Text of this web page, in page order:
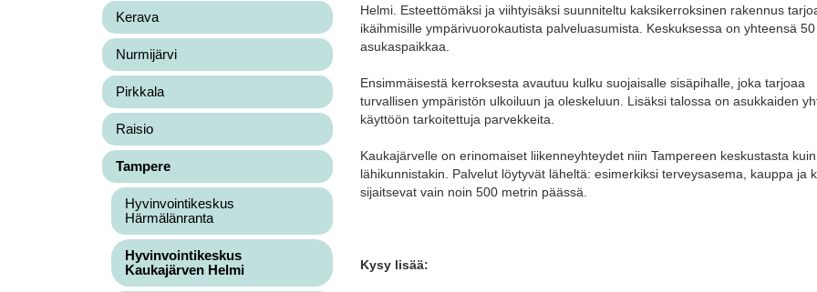
Kerava
Nurmijärvi
Pirkkala
Raisio
Tampere
Hyvinvointikeskus
Härmälänranta
Hyvinvointikeskus
Kaukajärven Helmi
Helmi. Esteettömäksi ja viihtyisäksi suunniteltu kaksikerroksinen rakennus
ikäihmisille ympärivuorokautista palveluasumista. Keskuksessa on yhteensä 50
asukaspaikkaa.
Ensimmäisestä kerroksesta avautuu kulku suojaisalle sisäpihalle, joka tarjoaa
turvallisen ympäristön ulkoiluun ja oleskeluun. Lisäksi talossa on asukkaiden
käyttöön tarkoitettuja parvekkeita.
Kaukajärvelle on erinomaiset liikenneyhteydet niin Tampereen keskustasta kuin
lähikunnistakin. Palvelut löytyvät läheltä: esimerkiksi terveysasema, kauppa ja
sijaitsevat vain noin 500 metrin päässä.
Kysy lisää: